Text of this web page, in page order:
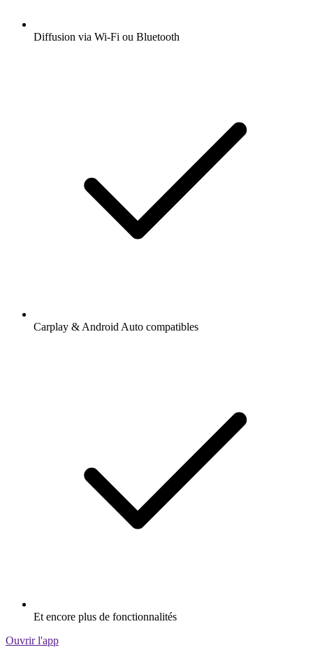
Diffusion via Wi-Fi ou Bluetooth
Carplay & Android Auto compatibles
Et encore plus de fonctionnalités
Ouvrir l'app